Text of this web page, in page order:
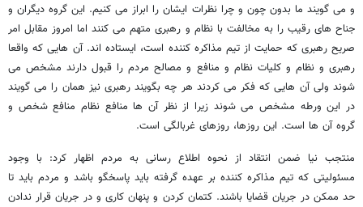
و می گویند ما بدون چون و چرا نظرات ایشان را ابراز می کنیم. این گروه دیگران و
جناح های رقیب را به مخالفت با نظام و رهبری متهم می کنند اما امروز مقابل امر
صریح رهبری که حمایت از تیم مذاکره کننده است، ایستاده اند. آن هایی که واقعا
رهبری و نظام و کلیات نظام و منافع و مصالح مردم را قبول دارند مشخص می
شوند ولی آن هایی که فکر می کردند هر چه بگویند رهبری نیز همان را می گویند
در این ورطه مشخص می شوند زیرا از نظر آن ها منافع نظام منافع شخص و
گروه آن ها است. این روزها، روزهای غربالگی است.
منتجب نیا ضمن انتقاد از نحوه اطلاع رسانی به مردم اظهار کرد: با وجود
مسئولیتی که تیم مذاکره کننده بر عهده گرفته باید پاسخگو باشد و مردم باید تا
حد ممکن در جریان قضایا باشند. کتمان کردن و پنهان کاری و در جریان قرار ندادن